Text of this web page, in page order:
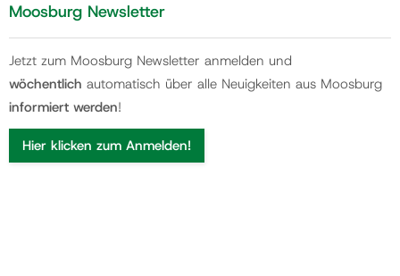
Moosburg Newsletter
Jetzt zum Moosburg Newsletter anmelden und
wöchentlich automatisch über alle Neuigkeiten aus Moosburg
informiert werden!
Hier klicken zum Anmelden!